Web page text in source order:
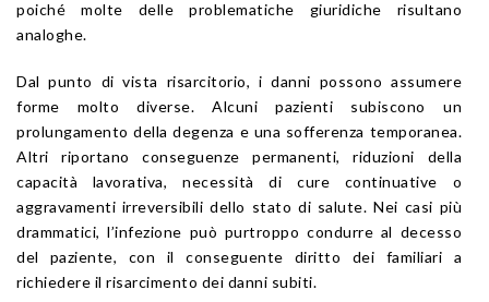
poiché molte delle problematiche giuridiche risultano
analoghe.
Dal punto di vista risarcitorio, i danni possono assumere
forme molto diverse. Alcuni pazienti subiscono un
prolungamento della degenza e una sofferenza temporanea.
Altri riportano conseguenze permanenti, riduzioni della
capacità lavorativa, necessità di cure continuative o
aggravamenti irreversibili dello stato di salute. Nei casi più
drammatici, l’infezione può purtroppo condurre al decesso
del paziente, con il conseguente diritto dei familiari a
richiedere il risarcimento dei danni subiti.